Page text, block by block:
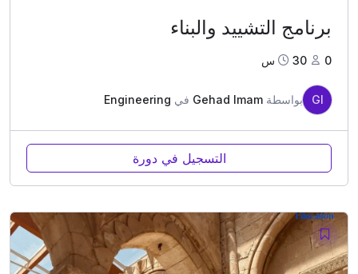
برنامج التشييد والبناء
0 30س
GI بواسطة Gehad Imam في Engineering
التسجيل في دورة